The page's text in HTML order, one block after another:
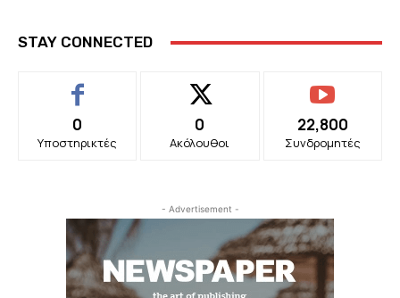
STAY CONNECTED
0
Υποστηρικτές
0
Ακόλουθοι
22,800
Συνδρομητές
- Advertisement -